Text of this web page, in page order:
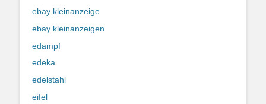
ebay kleinanzeige
ebay kleinanzeigen
edampf
edeka
edelstahl
eifel